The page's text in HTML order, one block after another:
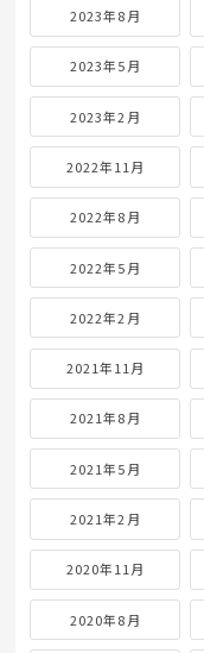
2023年8月
2023年5月
2023年2月
2022年11月
2022年8月
2022年5月
2022年2月
2021年11月
2021年8月
2021年5月
2021年2月
2020年11月
2020年8月